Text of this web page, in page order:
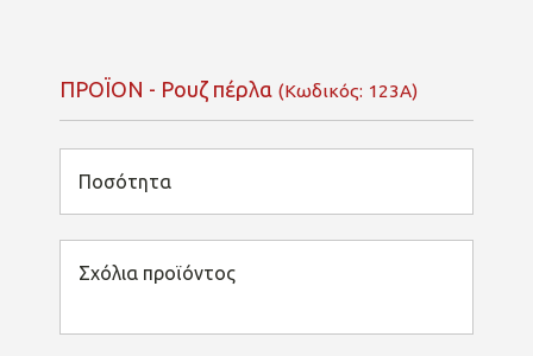
ΠΡΟΪΟΝ - Ρουζ πέρλα (Κωδικός: 123A)